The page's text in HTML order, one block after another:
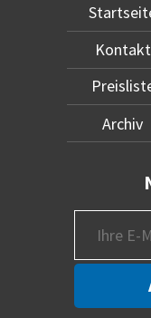
Kontakt
Archiv